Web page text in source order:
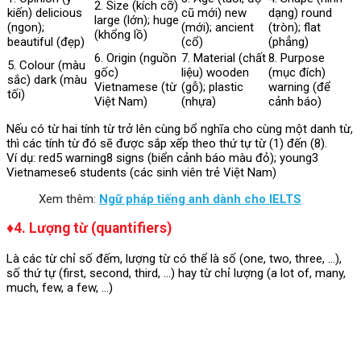
kiến) delicious
(ngon);
beautiful (đẹp)
2. Size (kích cỡ)
large (lớn); huge
(khổng lồ)
cũ mới) new
(mới); ancient
(cổ)
dạng) round
(tròn); flat
(phẳng)
5. Colour (màu
sắc) dark (màu
tối)
6. Origin (nguồn
gốc)
Vietnamese (từ
Việt Nam)
7. Material (chất
liệu) wooden
(gỗ); plastic
(nhựa)
8. Purpose
(mục đích)
warning (để
cảnh báo)
Nếu có từ hai tính từ trở lên cùng bổ nghĩa cho cùng một danh từ,
thì các tính từ đó sẽ được sắp xếp theo thứ tự từ (1) đến (8).
Ví dụ: red5 warning8 signs (biển cảnh báo màu đỏ); young3
Vietnamese6 students (các sinh viên trẻ Việt Nam)
Xem thêm: Ngữ pháp tiếng anh dành cho IELTS
♦4. Lượng từ (quantifiers)
Là các từ chỉ số đếm, lượng từ có thể là số (one, two, three, …),
số thứ tự (first, second, third, …) hay từ chỉ lượng (a lot of, many,
much, few, a few, …)